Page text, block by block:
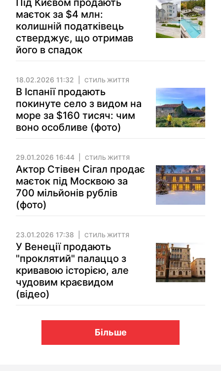
Під Києвом продають
маєток за $4 млн:
колишній податківець
стверджує, що отримав
його в спадок
18.02.2026 11:32 СТИЛЬ ЖИТТЯ
В Іспанії продають
покинуте село з видом на
море за $160 тисяч: чим
воно особливе (фото)
29.01.2026 16:44 СТИЛЬ ЖИТТЯ
Актор Стівен Сігал продає
маєток під Москвою за
700 мільйонів рублів
(фото)
23.01.2026 17:38 СТИЛЬ ЖИТТЯ
У Венеції продають
"проклятий" палаццо з
кривавою історією, але
чудовим краєвидом
(відео)
Більше